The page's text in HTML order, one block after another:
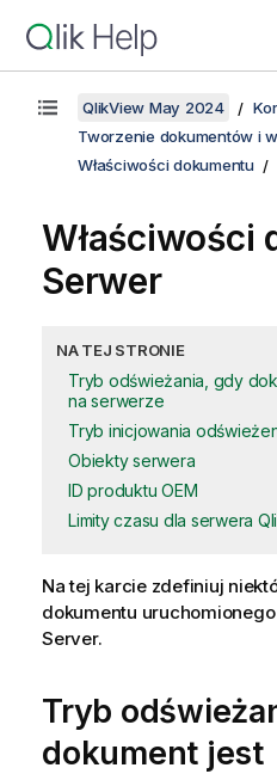
QlikView May 2024
Tworzenie dokumentów i
Właściwości dokumentu
Właściwości
Serwer
NA TEJ STRONIE
Tryb odświeżania, gdy
na serwerze
Tryb inicjowania
Obiekty serwera
ID produktu OEM
Limity czasu dla serwera
Na tej karcie zdefiniuj
dokumentu
Server.
Tryb
dokument jest